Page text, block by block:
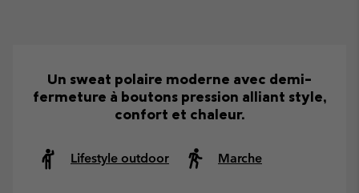
Un sweat polaire moderne avec demi-
fermeture à boutons pression alliant style,
confort et chaleur.
Lifestyle outdoor Marche